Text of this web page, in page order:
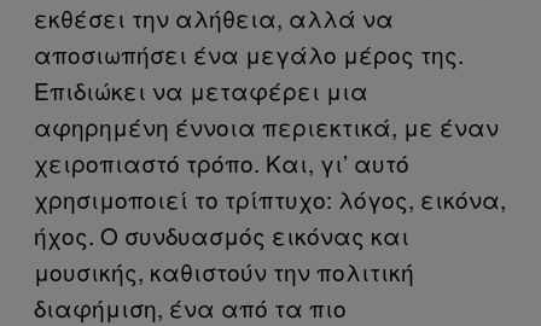
εκθέσει την αλήθεια, αλλά να
αποσιωπήσει ένα μεγάλο μέρος της.
Επιδιώκει να μεταφέρει μια
αφηρημένη έννοια περιεκτικά, με έναν
χειροπιαστό τρόπο. Και, γι’ αυτό
χρησιμοποιεί το τρίπτυχο: λόγος, εικόνα,
ήχος. Ο συνδυασμός εικόνας και
μουσικής, καθιστούν την πολιτική
διαφήμιση, ένα από τα πιο